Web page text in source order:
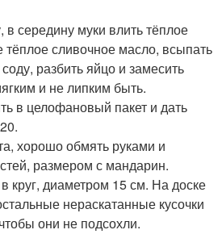
середину муки влить тёплое
тёплое сливочное масло, всыпать
разбить яйцо и замесить
и не липким быть.
в целофановый пакет и дать
хорошо обмять руками и
размером с мандарин.
в круг, диаметром 15 см. На доске
нераскатанные кусочки
они не подсохли.